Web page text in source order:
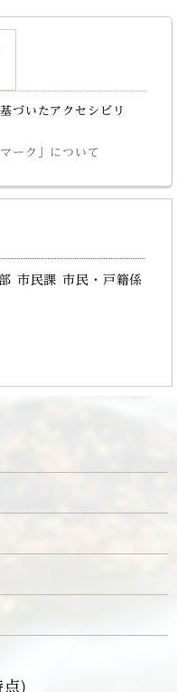
づいたアクセシビリ
ーク」について
市民課 市民・戸籍係
点)